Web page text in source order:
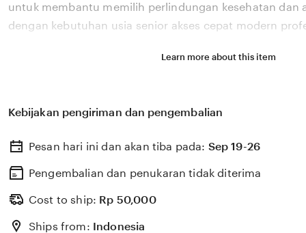
untuk membantu memilih perlindungan kesehatan dan
dengan kebutuhan usia senior akses cepat modern
Situs SLOTAJIB praktis modern terbaru premium
dengan kebutuhan usia senior akses cepat modern
Learn more about this item
Kebijakan pengiriman dan pengembalian
Pesan hari ini dan akan tiba pada: Sep 19-26
Pengembalian dan penukaran tidak diterima
Cost to ship: Rp 50,000
Ships from: Indonesia